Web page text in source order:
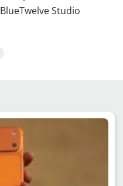
BlueTwelve Studio